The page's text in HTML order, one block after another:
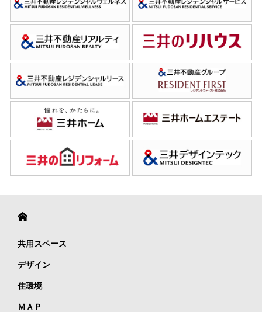
共用スペース
デザイン
住環境
ＭＡＰ